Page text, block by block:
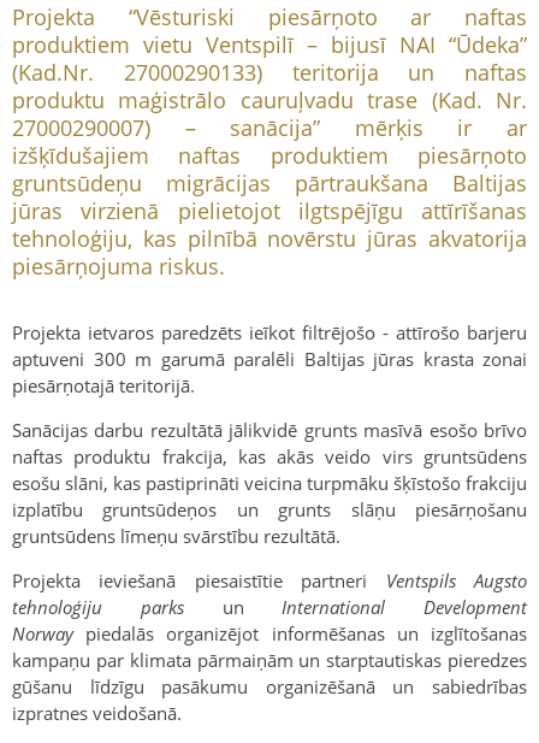
Projekta “Vēsturiski piesārņoto ar naftas
produktiem vietu Ventspilī – bijusī NAI “Ūdeka”
(Kad.Nr. 27000290133) teritorija un naftas
produktu maģistrālo cauruļvadu trase (Kad. Nr.
27000290007) – sanācija” mērķis ir ar
izšķīdušajiem naftas produktiem piesārņoto
gruntsūdeņu migrācijas pārtraukšana Baltijas
jūras virzienā pielietojot ilgtspējīgu attīrīšanas
tehnoloģiju, kas pilnībā novērstu jūras akvatorija
piesārņojuma riskus.
Projekta ietvaros paredzēts ieīkot filtrējošo - attīrošo barjeru
aptuveni 300 m garumā paralēli Baltijas jūras krasta zonai
piesārņotajā teritorijā.
Sanācijas darbu rezultātā jālikvidē grunts masīvā esošo brīvo
naftas produktu frakcija, kas akās veido virs gruntsūdens
esošu slāni, kas pastiprināti veicina turpmāku šķīstošo frakciju
izplatību gruntsūdeņos un grunts slāņu piesārņošanu
gruntsūdens līmeņu svārstību rezultātā.
Projekta ieviešanā piesaistītie partneri Ventspils Augsto
tehnoloģiju parksun International Development
Norwaypiedalās organizējot informēšanas un izglītošanas
kampaņu par klimata pārmaiņām un starptautiskas pieredzes
gūšanu līdzīgu pasākumu organizēšanā un sabiedrības
izpratnes veidošanā.